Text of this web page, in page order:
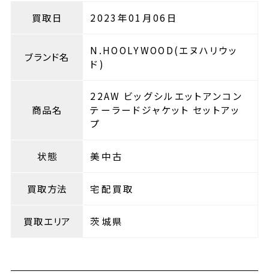
買取日 2023年01月06日
ブランド名
N.HOOLYWOOD(エヌハリウッ
ド)
商品名
22AW ビッグシルエットアンコン
テーラードジャケット セットアッ
プ
状態 美中古
買取方法 宅配買取
買取エリア 茨城県